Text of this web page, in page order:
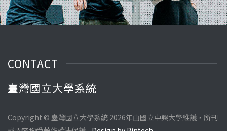
CONTACT
臺灣國立大學系統
Copyright © 臺灣國立大學系統 2026年由國立中興大學維護，所刊